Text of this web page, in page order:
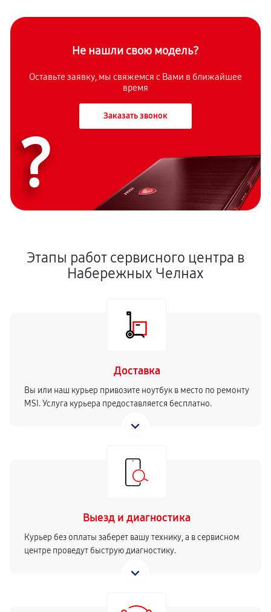
Не нашли свою модель?
Оставьте заявку, мы свяжемся с Вами в ближайшее
время
Заказать звонок
?
Этапы работ сервисного центра в
Набережных Челнах
Доставка
Вы или наш курьер привозите ноутбук в место по ремонту
MSI. Услуга курьера предоставляется бесплатно.
Выезд и диагностика
Курьер без оплаты заберет вашу технику, а в сервисном
центре проведут быструю диагностику.